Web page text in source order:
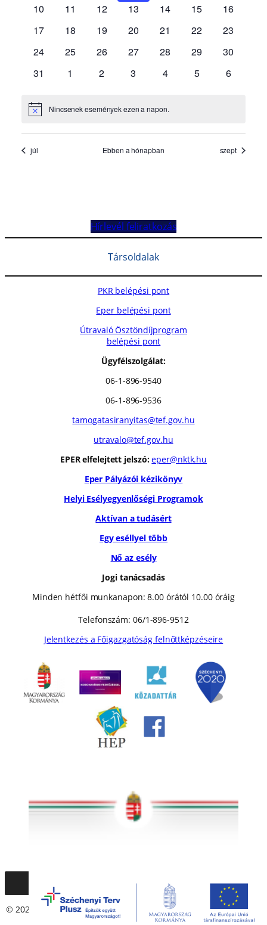
Hírlevél feliratkozás
Társoldalak
PKR belépési pont
Eper belépési pont
Útravaló Ösztöndíjprogram
belépési pont
Ügyfélszolgálat:
06-1-896-9540
06-1-896-9536
tamogatasiranyitas@tef.gov.hu
utravalo@tef.gov.hu
EPER elfelejtett jelszó: eper@nktk.hu
Eper Pályázói kézikönyv
Helyi Esélyegyenlőségi Programok
Aktívan a tudásért
Egy eséllyel több
Nő az esély
Jogi tanácsadás
Minden hétfői munkanapon: 8.00 órától 10.00 óráig
Telefonszám: 06/1-896-9512
Jelentkezés a Főigazgatóság felnőttképzéseire
© 2020 – 2021 Társadalmi Esélyteremtési Főigazgatóság. Minden
jog fenntartva.